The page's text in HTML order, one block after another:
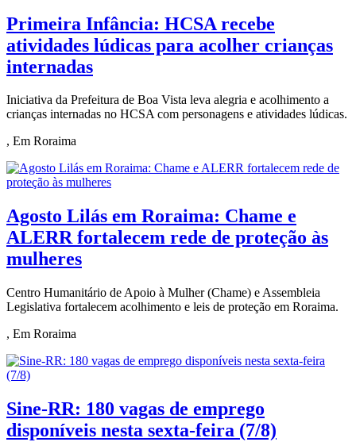
Primeira Infância: HCSA recebe
atividades lúdicas para acolher crianças
internadas
Iniciativa da Prefeitura de Boa Vista leva alegria e acolhimento a
crianças internadas no HCSA com personagens e atividades lúdicas.
, Em Roraima
Agosto Lilás em Roraima: Chame e
ALERR fortalecem rede de proteção às
mulheres
Centro Humanitário de Apoio à Mulher (Chame) e Assembleia
Legislativa fortalecem acolhimento e leis de proteção em Roraima.
, Em Roraima
Sine-RR: 180 vagas de emprego
disponíveis nesta sexta-feira (7/8)